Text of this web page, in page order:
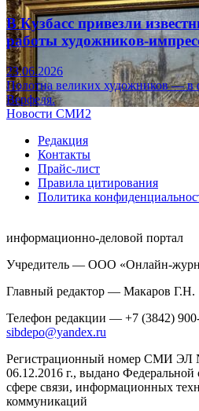
В Кузбасс привезли
работы художников-
23.06.2026
Полотна великих художников — в
Верфеля.
Новости СМИ2
Редакция
Контакты
Прайс-лист
Правила цитирования
Политика
информационно-деловой портал
Учредитель — ООО «Онлайн-
Главный редактор — Макаров Г.Н.
Телефон редакции — +7 (3842)
sibdepo@yandex.ru
Регистрационный номер СМИ ЭЛ
06.12.2016 г., выдано Федеральной
сфере связи, информационных
коммуникаций